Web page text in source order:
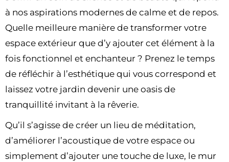
à nos aspirations modernes de calme et de repos.
Quelle meilleure manière de transformer votre
espace extérieur que d’y ajouter cet élément à la
fois fonctionnel et enchanteur ? Prenez le temps
de réfléchir à l’esthétique qui vous correspond et
laissez votre jardin devenir une oasis de
tranquillité invitant à la rêverie.
Qu’il s’agisse de créer un lieu de méditation,
d’améliorer l’acoustique de votre espace ou
simplement d’ajouter une touche de luxe, le mur